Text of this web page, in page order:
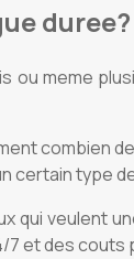
duree?
meme
type
veulent
et des couts